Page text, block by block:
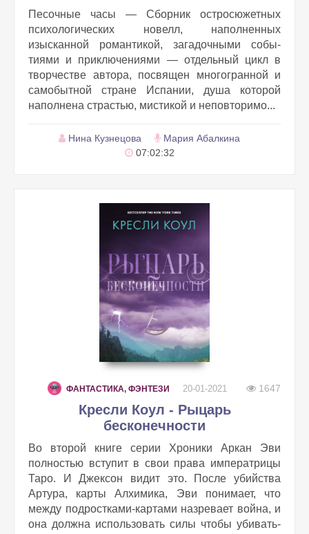
Песочные часы — Сборник остросюжетных
психологических новелл, наполненных
изысканной романтикой, загадочными собы­
тиями и приключениями — отдельный цикл в
творчестве автора, посвящен многогранной и
самобытной стране Испании, душа которой
наполнена страстью, мистикой и неповторимо...
Нина Кузнецова
Мария Абалкина
07:02:32
ФАНТАСТИКА, ФЭНТЕЗИ 20-01-2021 1647
Кресли Коул - Рыцарь
бесконечности
Во второй книге серии Хроники Аркан Эви
полностью вступит в свои права императрицы
Таро. И Джексон видит это. После убийства
Артура, карты Алхимика, Эви понимает, что
между подростками-картами назревает война, и
она должна использовать силы чтобы убивать-